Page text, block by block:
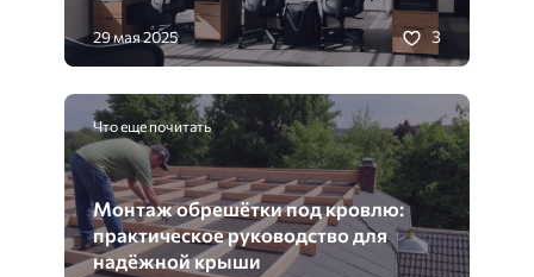
29 мая 2025 3
Что еще почитать
Монтаж обрешётки под кровлю:
практическое руководство для
надёжной крыши